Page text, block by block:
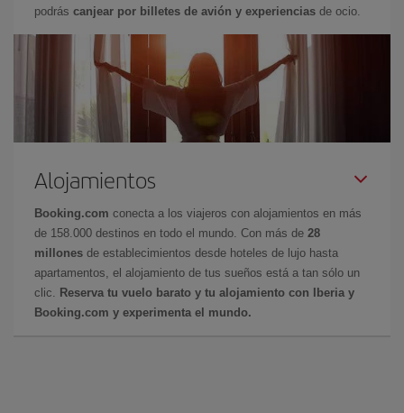
podrás canjear por billetes de avión y experiencias de ocio.
Alojamientos
Booking.com conecta a los viajeros con alojamientos en más
de 158.000 destinos en todo el mundo. Con más de 28
millones de establecimientos desde hoteles de lujo hasta
apartamentos, el alojamiento de tus sueños está a tan sólo un
clic. Reserva tu vuelo barato y tu alojamiento con Iberia y
Booking.com y experimenta el mundo.